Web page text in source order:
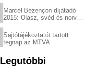
Marcel Bezençon díjátadó
2015: Olasz, svéd és norvég
Sajtótájékoztatót tartott
tegnap az MTVA
Legutóbbi